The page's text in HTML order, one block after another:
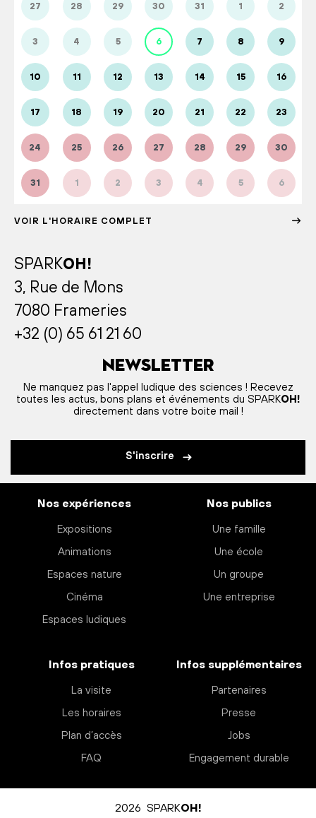
27 28 29 30 31 1 2
3 4 5 6 7 8 9
10 11 12 13 14 15 16
17 18 19 20 21 22 23
24 25 26 27 28 29 30
31 1 2 3 4 5 6
VOIR L'HORAIRE COMPLET
SPARKOH!
3, Rue de Mons
7080 Frameries
+32 (0) 65 61 21 60
Newsletter
Ne manquez pas l'appel ludique des sciences ! Recevez
toutes les actus, bons plans et événements du SPARKOH!
directement dans votre boite mail !
S'inscrire
Nos expériences
Expositions
Animations
Espaces nature
Cinéma
Espaces ludiques
Nos publics
Une famille
Une école
Un groupe
Une entreprise
Infos pratiques
La visite
Les horaires
Plan d’accès
FAQ
Infos supplémentaires
Partenaires
Presse
Jobs
Engagement durable
2026 SPARKOH!